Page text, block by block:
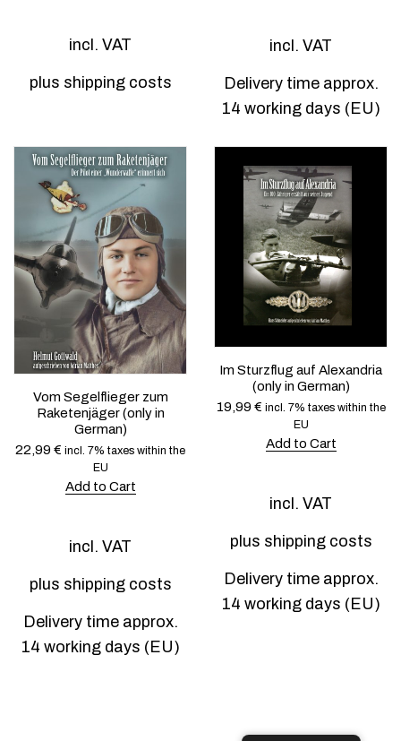
o
p
i
m
a
y
e
c
h
o
s
e
n
o
n
t
h
e
p
r
d
u
c
a
g
p
o
n
s
a
y
b
e
c
h
o
s
e
n
o
n
t
e
p
r
o
d
p
g
s
r
c
t
h
m
u
l
t
i
p
l
e
v
a
i
a
n
t
s
.
T
o
t
n
s
incl. VAT
plus shipping costs
incl. VAT
Delivery time approx.
14 working days (EU)
Vom Segelflieger zum
Raketenjäger (only in
German)
22,99 € incl. 7% taxes within the
EU
Add to Cart
incl. VAT
plus shipping costs
Delivery time approx.
14 working days (EU)
Im Sturzflug auf Alexandria
(only in German)
19,99 € incl. 7% taxes within the
EU
Add to Cart
incl. VAT
plus shipping costs
Delivery time approx.
14 working days (EU)